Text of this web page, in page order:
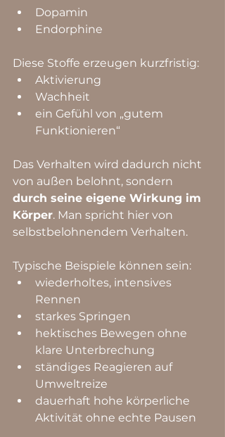
Dopamin
Endorphine
Diese Stoffe erzeugen kurzfristig:
Aktivierung
Wachheit
ein Gefühl von „gutem
Funktionieren“
Das Verhalten wird dadurch nicht
von außen belohnt, sondern
durch seine eigene Wirkung im
Körper. Man spricht hier von
selbstbelohnendem Verhalten.
Typische Beispiele können sein:
wiederholtes, intensives
Rennen
starkes Springen
hektisches Bewegen ohne
klare Unterbrechung
ständiges Reagieren auf
Umweltreize
dauerhaft hohe körperliche
Aktivität ohne echte Pausen